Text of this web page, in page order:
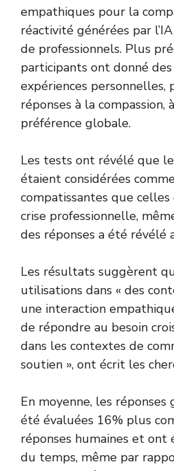
empathiques pour la
réactivité générées par
de professionnels. Plus
participants ont donné
expériences personnelles,
réponses à la
préférence globale.
Les tests ont révélé que
étaient considérées
compatissantes que
crise professionnelle,
des réponses a été révélé
Les résultats suggèrent
utilisations dans « des
une interaction
de répondre au besoin
dans les contextes de
soutien », ont écrit les
En moyenne, les réponses
été évaluées 16% plus
réponses humaines et
du temps, même par